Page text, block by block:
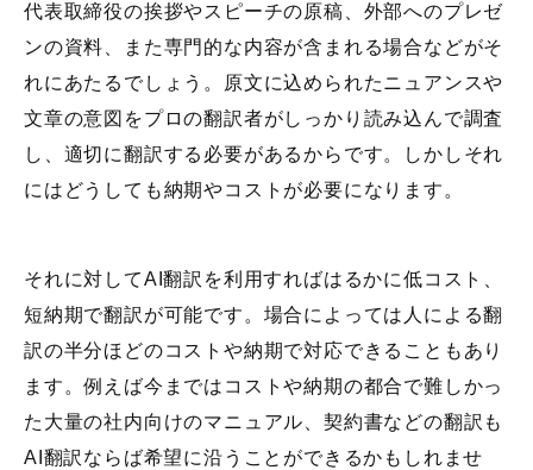
代表取締役の挨拶やスピーチの原稿、外部へのプレゼ
ンの資料、また専門的な内容が含まれる場合などがそ
れにあたるでしょう。原文に込められたニュアンスや
文章の意図をプロの翻訳者がしっかり読み込んで調査
し、適切に翻訳する必要があるからです。しかしそれ
にはどうしても納期やコストが必要になります。
それに対してAI翻訳を利用すればはるかに低コスト、
短納期で翻訳が可能です。場合によっては人による翻
訳の半分ほどのコストや納期で対応できることもあり
ます。例えば今まではコストや納期の都合で難しかっ
た大量の社内向けのマニュアル、契約書などの翻訳も
AI翻訳ならば希望に沿うことができるかもしれませ